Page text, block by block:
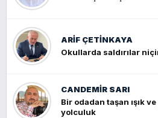
ARIF ÇETİNKAYA
Okullarda saldırılar
CANDEMIR SARI
Bir odadan taşan ışık
yolculuk